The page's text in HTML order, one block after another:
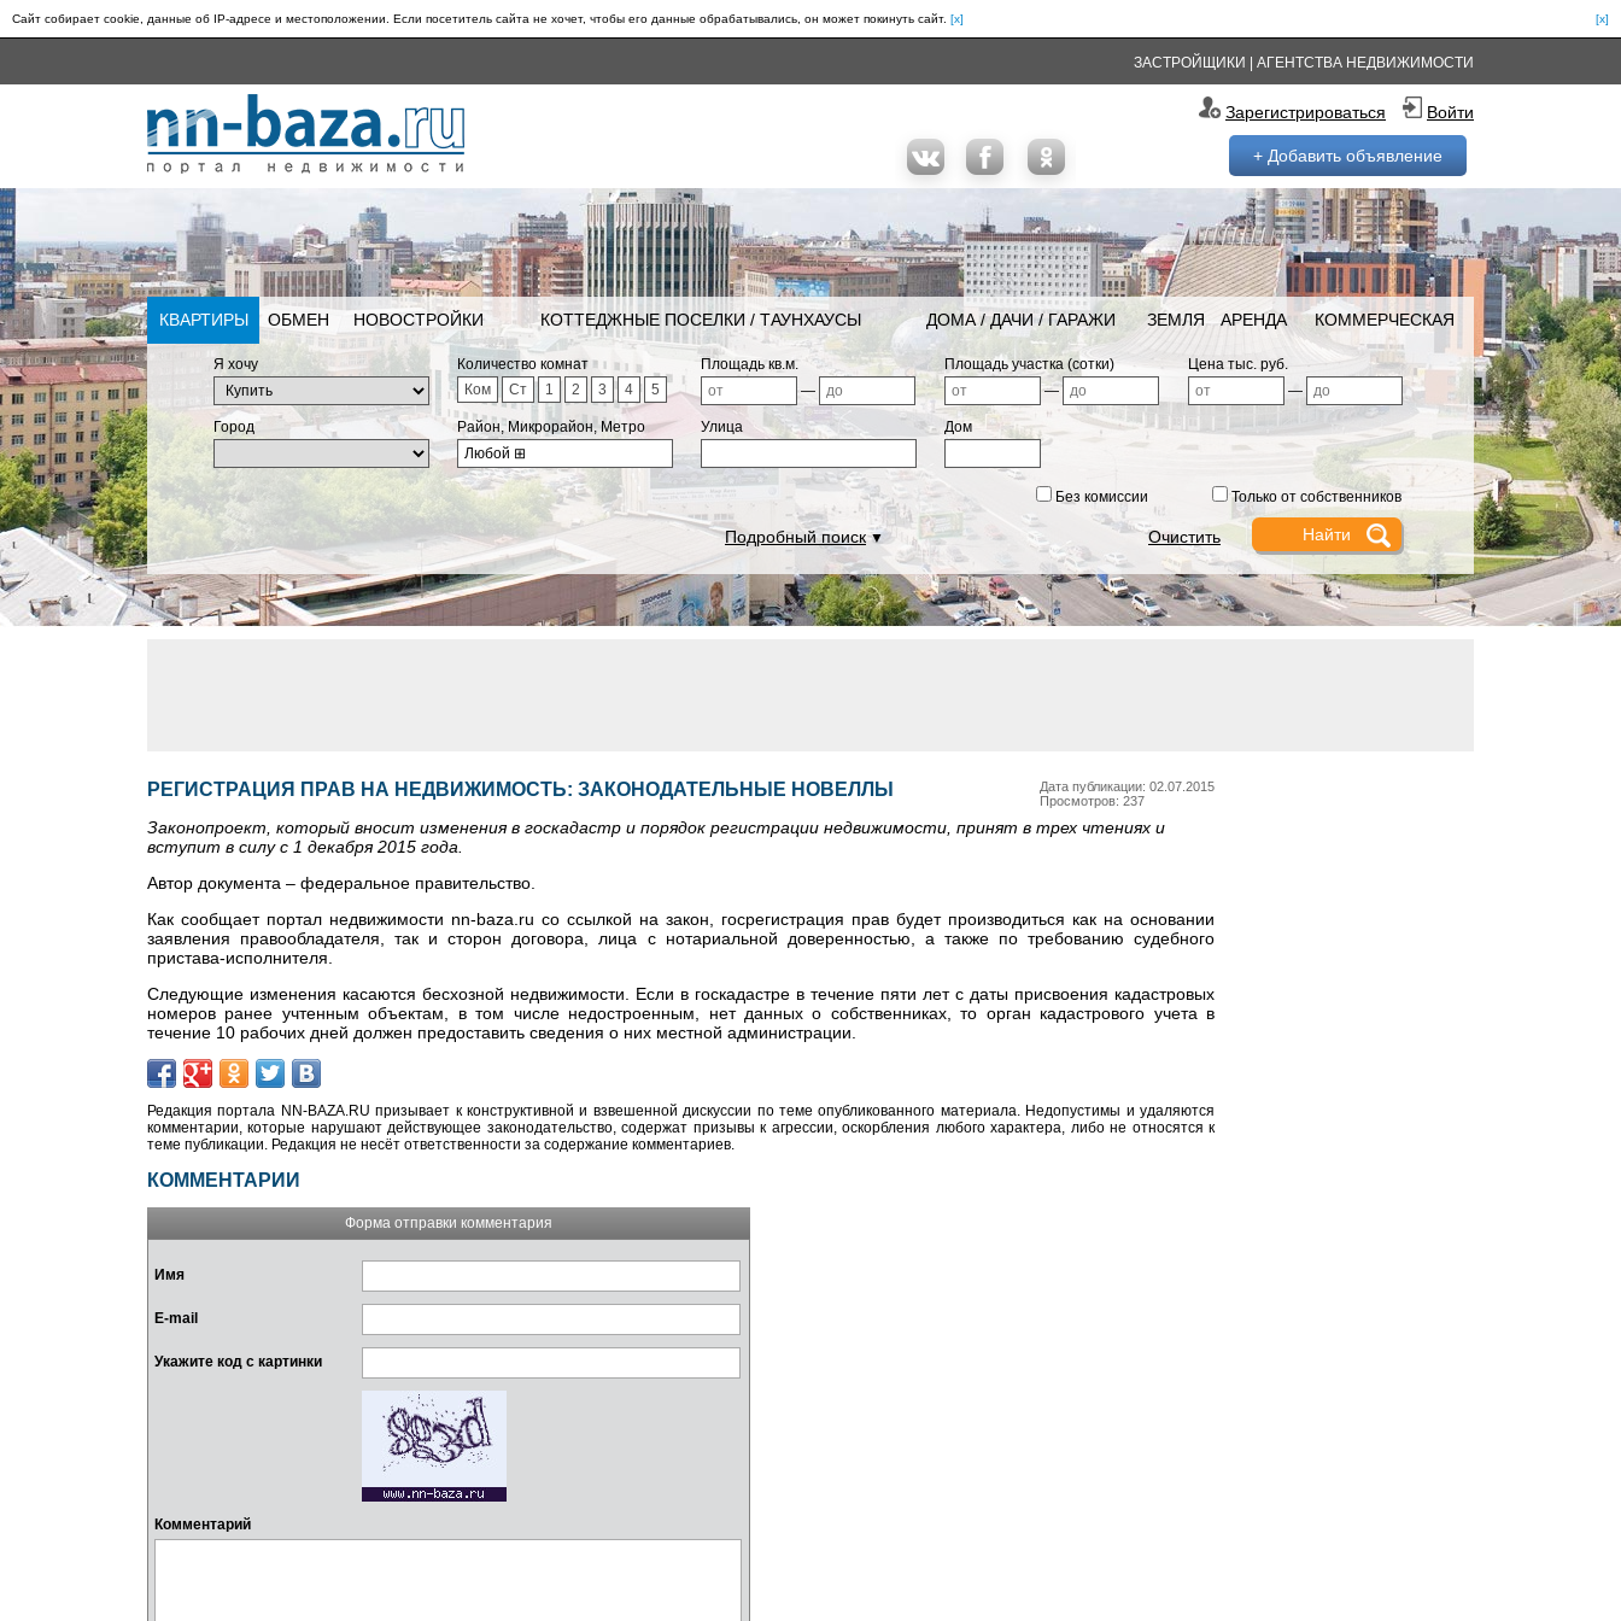
Сайт собирает cookie, данные об IP-адресе и местоположении. Если посетитель сайта не хочет, чтобы его данные обрабатывались, он может покинуть сайт. [x]
[x]
ЗАСТРОЙЩИКИ АГЕНТСТВА НЕДВИЖИМОСТИ
Зарегистрироваться Войти
+ Добавить объявление
КВАРТИРЫ ОБМЕН НОВОСТРОЙКИ КОТТЕДЖНЫЕ ПОСЕЛКИ / ТАУНХАУСЫ ДОМА / ДАЧИ / ГАРАЖИ ЗЕМЛЯ АРЕНДА КОММЕРЧЕСКАЯ
Я хочу
Количество комнат
Ком
Ст 1 2 3 4 5
Площадь кв.м.
—
Площадь участка (сотки)
—
Цена тыс. руб.
—
Город
Район, Микрорайон, Метро
Любой ⊞
Улица Дом
Без комиссии Только от собственников
Подробный поиск▼ Очистить
Дата публикации: 02.07.2015
Просмотров: 237
РЕГИСТРАЦИЯ ПРАВ НА НЕДВИЖИМОСТЬ: ЗАКОНОДАТЕЛЬНЫЕ НОВЕЛЛЫ
Законопроект, который вносит изменения в госкадастр и порядок регистрации недвижимости, принят в трех чтениях и
вступит в силу с 1 декабря 2015 года.
Автор документа – федеральное правительство.
Как сообщает портал недвижимости nn-baza.ru со ссылкой на закон, госрегистрация прав будет производиться как на основании
заявления правообладателя, так и сторон договора, лица с нотариальной доверенностью, а также по требованию судебного
пристава-исполнителя.
Следующие изменения касаются бесхозной недвижимости. Если в госкадастре в течение пяти лет с даты присвоения кадастровых
номеров ранее учтенным объектам, в том числе недостроенным, нет данных о собственниках, то орган кадастрового учета в
течение 10 рабочих дней должен предоставить сведения о них местной администрации.
Редакция портала NN-BAZA.RU призывает к конструктивной и взвешенной дискуссии по теме опубликованного материала. Недопустимы и удаляются
комментарии, которые нарушают действующее законодательство, содержат призывы к агрессии, оскорбления любого характера, либо не относятся к
теме публикации. Редакция не несёт ответственности за содержание комментариев.
КОММЕНТАРИИ
Форма отправки комментария
Имя
E-mail
Укажите код с картинки
Комментарий